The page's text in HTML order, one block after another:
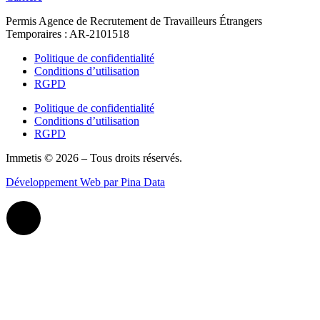
Permis Agence de Recrutement de Travailleurs Étrangers
Temporaires : AR-2101518
Politique de confidentialité
Conditions d’utilisation
RGPD
Politique de confidentialité
Conditions d’utilisation
RGPD
Immetis © 2026 – Tous droits réservés.
Développement Web par Pina Data